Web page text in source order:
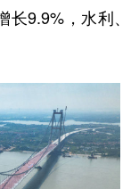
9.9%，水利、